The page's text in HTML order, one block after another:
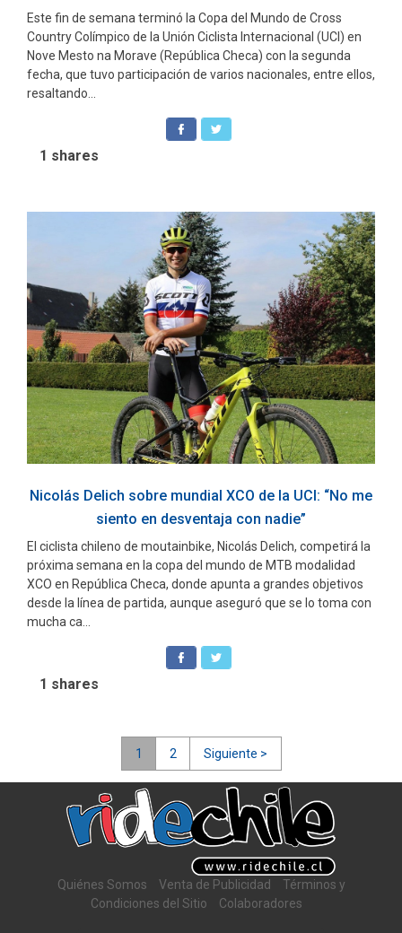
Este fin de semana terminó la Copa del Mundo de Cross
Country Colímpico de la Unión Ciclista Internacional (UCI) en
Nove Mesto na Morave (República Checa) con la segunda
fecha, que tuvo participación de varios nacionales, entre ellos,
resaltando...
1 shares
Nicolás Delich sobre mundial XCO de la UCI: “No me
siento en desventaja con nadie”
El ciclista chileno de moutainbike, Nicolás Delich, competirá la
próxima semana en la copa del mundo de MTB modalidad
XCO en República Checa, donde apunta a grandes objetivos
desde la línea de partida, aunque aseguró que se lo toma con
mucha ca...
1 shares
Navegación
de
entradas
1 2 Siguiente >
Quiénes Somos Venta de Publicidad
Términos y
Condiciones del Sitio
Colaboradores